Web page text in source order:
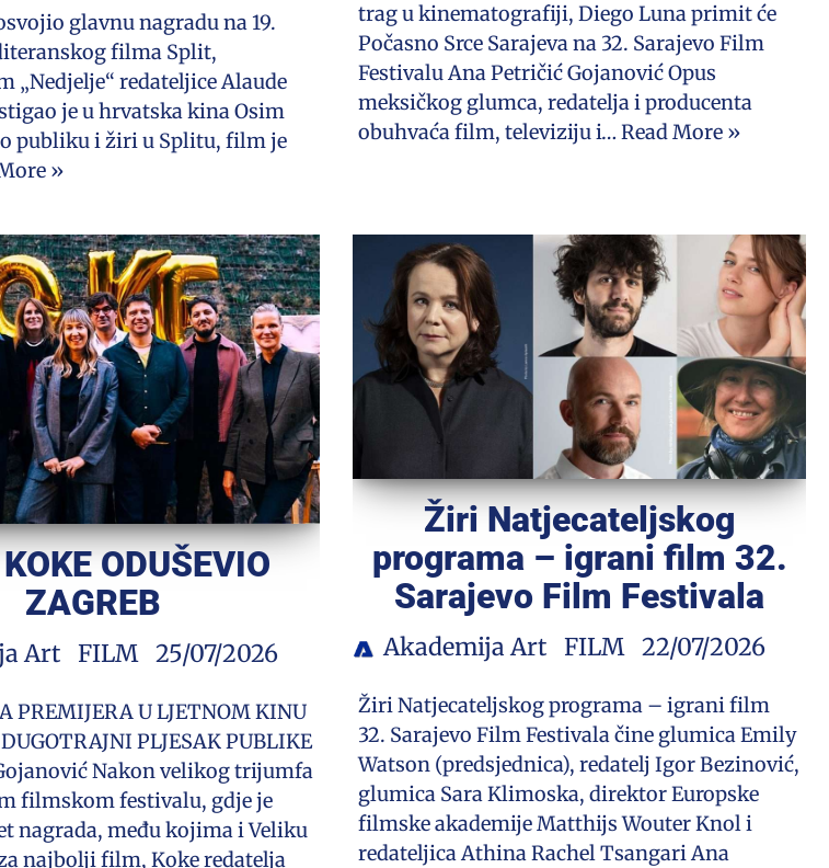
glavnu nagradu na 19.
filma Split,
„Nedjelje“ redateljice Alaude
je u hrvatska kina Osim
publiku i žiri u Splitu, film je
»
trag u kinematografiji, Diego Luna primit će
Počasno Srce Sarajeva na 32. Sarajevo Film
Festivalu Ana Petričić Gojanović Opus
meksičkog glumca, redatelja i producenta
obuhvaća film, televiziju i…Read More »
ODUŠEVIO
ZAGREB
Art FILM 25/07/2026
PREMIJERA U LJETNOM KINU
PLJESAK PUBLIKE
Nakon velikog trijumfa
filmskom festivalu, gdje je
nagrada, među kojima i Veliku
najbolji film, Koke redatelja
Žiri Natjecateljskog
programa – igrani film 32.
Sarajevo Film Festivala
Akademija Art FILM 22/07/2026
Žiri Natjecateljskog programa – igrani film
32. Sarajevo Film Festivala čine glumica Emily
Watson (predsjednica), redatelj Igor Bezinović,
glumica Sara Klimoska, direktor Europske
filmske akademije Matthijs Wouter Knol i
redateljica Athina Rachel Tsangari Ana